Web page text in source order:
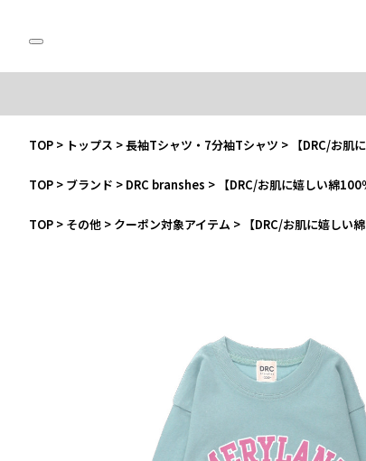
TOP > トップス >長袖Tシャツ・7分袖Tシャツ > 【DRC/お肌
TOP > ブランド > DRC branshes > 【DRC/お肌に嬉しい綿
TOP > その他 > クーポン対象アイテム > 【DRC/お肌に嬉しい